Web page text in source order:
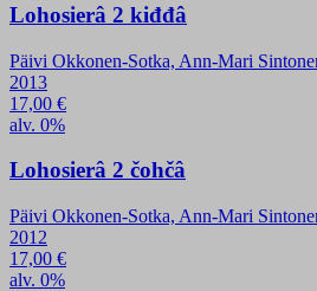
Lohosierâ 2 kiđđâ
Päivi Okkonen-Sotka, Ann-Mari
2013
17,00 €
alv. 0%
Lohosierâ 2 čohčâ
Päivi Okkonen-Sotka, Ann-Mari
2012
17,00 €
alv. 0%